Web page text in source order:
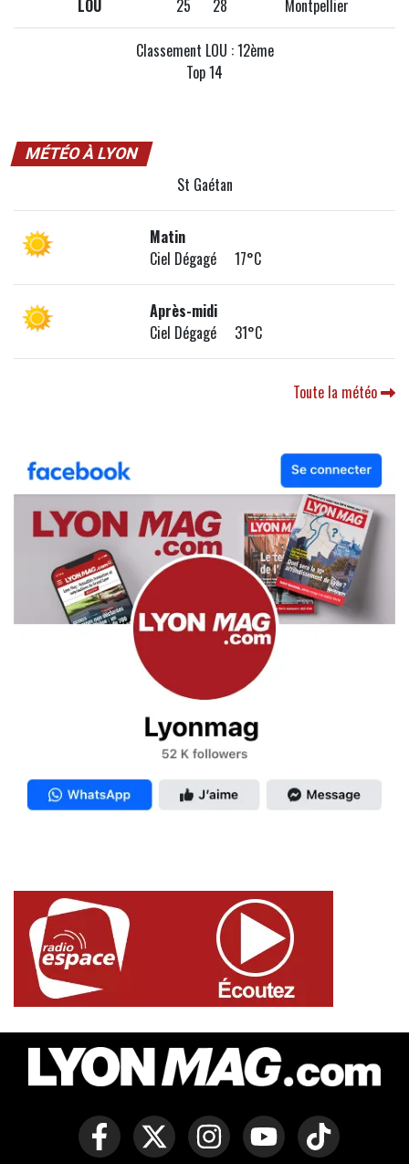
LOU 25 28 Montpellier
Classement LOU : 12ème
Top 14
MÉTÉO À LYON
St Gaétan
Matin
Ciel Dégagé 17°C
Après-midi
Ciel Dégagé 31°C
Toute la météo